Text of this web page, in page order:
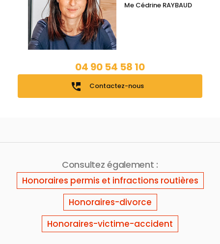
Me Cédrine RAYBAUD
04 90 54 58 10
perm_phone_msg Contactez-nous
Consultez également :
Honoraires permis et infractions routières
Honoraires-divorce
Honoraires-victime-accident